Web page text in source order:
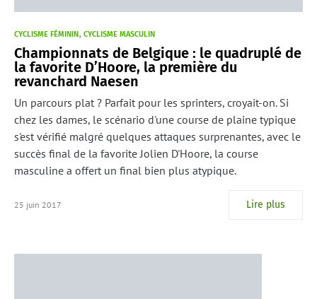
CYCLISME FÉMININ CYCLISME MASCULIN
Championnats de Belgique : le quadruplé de
la favorite D’Hoore, la première du
revanchard Naesen
Un parcours plat ? Parfait pour les sprinters, croyait-on. Si
chez les dames, le scénario d'une course de plaine typique
s'est vérifié malgré quelques attaques surprenantes, avec le
succès final de la favorite Jolien D'Hoore, la course
masculine a offert un final bien plus atypique.
25 juin 2017 Lire plus